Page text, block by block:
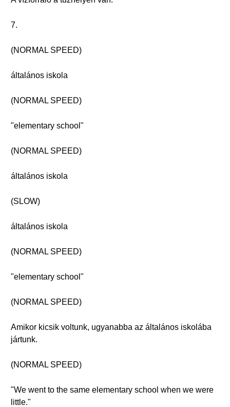
7.
(NORMAL SPEED)
általános iskola
(NORMAL SPEED)
"elementary school"
(NORMAL SPEED)
általános iskola
(SLOW)
általános iskola
(NORMAL SPEED)
"elementary school"
(NORMAL SPEED)
Amikor kicsik voltunk, ugyanabba az általános iskolába
jártunk.
(NORMAL SPEED)
"We went to the same elementary school when we were
little."